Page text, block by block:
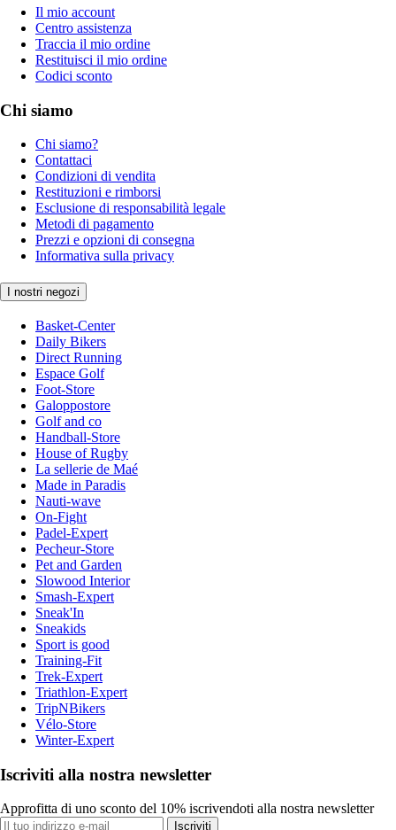
Il mio account
Centro assistenza
Traccia il mio ordine
Restituisci il mio ordine
Codici sconto
Chi siamo
Chi siamo?
Contattaci
Condizioni di vendita
Restituzioni e rimborsi
Esclusione di responsabilità legale
Metodi di pagamento
Prezzi e opzioni di consegna
Informativa sulla privacy
I nostri negozi
Basket-Center
Daily Bikers
Direct Running
Espace Golf
Foot-Store
Galoppostore
Golf and co
Handball-Store
House of Rugby
La sellerie de Maé
Made in Paradis
Nauti-wave
On-Fight
Padel-Expert
Pecheur-Store
Pet and Garden
Slowood Interior
Smash-Expert
Sneak'In
Sneakids
Sport is good
Training-Fit
Trek-Expert
Triathlon-Expert
TripNBikers
Vélo-Store
Winter-Expert
Iscriviti alla nostra newsletter
Approfitta di uno sconto del 10% iscrivendoti alla nostra newsletter
Iscriviti